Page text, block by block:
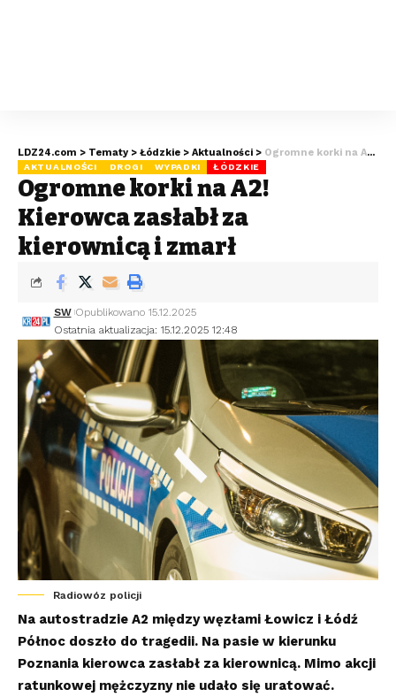
LDZ24.com > Tematy > Łódzkie > Aktualności > Ogromne korki na A2! Kierowca zasłabł za kierownicą i zmarł
AKTUALNOŚCI DROGI WYPADKI ŁÓDZKIE
Ogromne korki na A2!
Kierowca zasłabł za
kierownicą i zmarł
Ostatnia aktualizacja: 15.12.2025 12:48
SW Opublikowano 15.12.2025
Radiowóz policji
Na autostradzie A2 między węzłami Łowicz i Łódź
Północ doszło do tragedii. Na pasie w kierunku
Poznania kierowca zasłabł za kierownicą. Mimo akcji
ratunkowej mężczyzny nie udało się uratować.